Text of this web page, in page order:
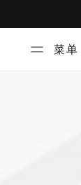
菜单